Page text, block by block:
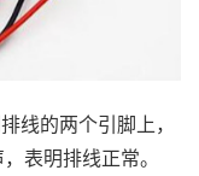
的两个引脚上，
表明排线正常。